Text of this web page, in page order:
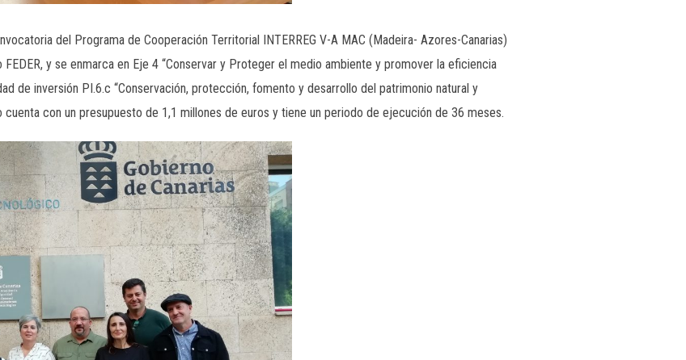
del Programa de Cooperación Territorial INTERREG V-A MAC (Madeira- Azores-Canarias)
y se enmarca en Eje 4 “Conservar y Proteger el medio ambiente y promover la eficiencia
de inversión PI.6.c “Conservación, protección, fomento y desarrollo del patrimonio natural y
con un presupuesto de 1,1 millones de euros y tiene un periodo de ejecución de 36 meses.